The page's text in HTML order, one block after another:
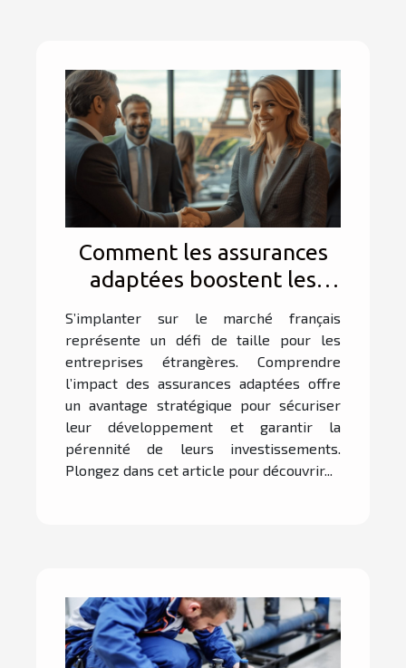
Comment les assurances
adaptées boostent les
affaires des entreprises
étrangères en France ?
S’implanter sur le marché français
représente un défi de taille pour les
entreprises étrangères. Comprendre
l’impact des assurances adaptées offre
un avantage stratégique pour sécuriser
leur développement et garantir la
pérennité de leurs investissements.
Plongez dans cet article pour découvrir...